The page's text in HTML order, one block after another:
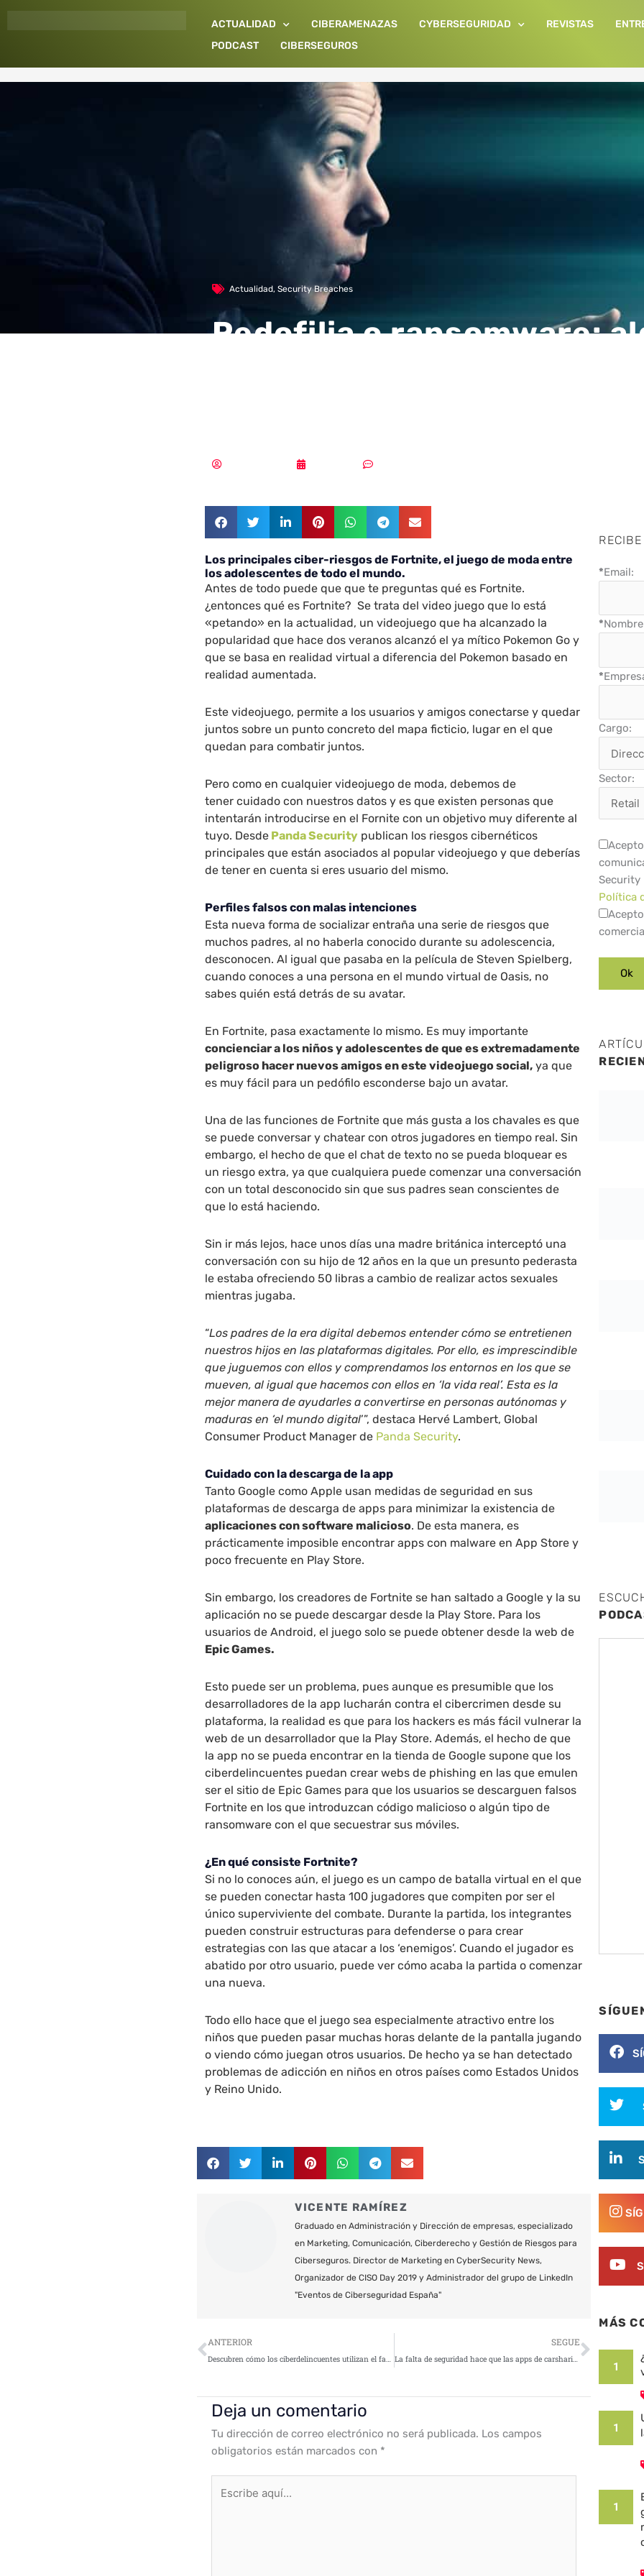
ACTUALIDAD CIBERAMENAZAS CYBERSEGURIDAD REVISTAS
PODCAST
CIBERSEGUROS
Actualidad, Security Breaches
Pedofilia o ransomware:
Los principales ciber-riesgos de Fortnite, el juego de moda entre
los adolescentes de todo el mundo.
Antes de todo puede que que te preguntas qué es Fortnite.
¿entonces qué es Fortnite? Se trata del video juego que lo está
«petando» en la actualidad, un videojuego que ha alcanzado la
popularidad que hace dos veranos alcanzó el ya mítico Pokemon Go y
que se basa en realidad virtual a diferencia del Pokemon basado en
realidad aumentada.
Este videojuego, permite a los usuarios y amigos conectarse y quedar
juntos sobre un punto concreto del mapa ficticio, lugar en el que
quedan para combatir juntos.
Pero como en cualquier videojuego de moda, debemos de
tener cuidado con nuestros datos y es que existen personas que
intentarán introducirse en el Fornite con un objetivo muy diferente al
tuyo. Desde Panda Security publican los riesgos cibernéticos
principales que están asociados al popular videojuego y que deberías
de tener en cuenta si eres usuario del mismo.
Perfiles falsos con malas intenciones
Esta nueva forma de socializar entraña una serie de riesgos que
muchos padres, al no haberla conocido durante su adolescencia,
desconocen. Al igual que pasaba en la película de Steven Spielberg,
cuando conoces a una persona en el mundo virtual de Oasis, no
sabes quién está detrás de su avatar.
En Fortnite, pasa exactamente lo mismo. Es muy importante
concienciar a los niños y adolescentes de que es extremadamente
peligroso hacer nuevos amigos en este videojuego social, ya que
es muy fácil para un pedófilo esconderse bajo un avatar.
Una de las funciones de Fortnite que más gusta a los chavales es que
se puede conversar y chatear con otros jugadores en tiempo real. Sin
embargo, el hecho de que el chat de texto no se pueda bloquear es
un riesgo extra, ya que cualquiera puede comenzar una conversación
con un total desconocido sin que sus padres sean conscientes de
que lo está haciendo.
Sin ir más lejos, hace unos días una madre británica interceptó una
conversación con su hijo de 12 años en la que un presunto pederasta
le estaba ofreciendo 50 libras a cambio de realizar actos sexuales
mientras jugaba.
“Los padres de la era digital debemos entender cómo se entretienen
nuestros hijos en las plataformas digitales. Por ello, es imprescindible
que juguemos con ellos y comprendamos los entornos en los que se
mueven, al igual que hacemos con ellos en ‘la vida real’. Esta es la
mejor manera de ayudarles a convertirse en personas autónomas y
maduras en ‘el mundo digital’”, destaca Hervé Lambert, Global
Consumer Product Manager de Panda Security.
Cuidado con la descarga de la app
Tanto Google como Apple usan medidas de seguridad en sus
plataformas de descarga de apps para minimizar la existencia de
aplicaciones con software malicioso. De esta manera, es
prácticamente imposible encontrar apps con malware en App Store y
poco frecuente en Play Store.
Sin embargo, los creadores de Fortnite se han saltado a Google y la su
aplicación no se puede descargar desde la Play Store. Para los
usuarios de Android, el juego solo se puede obtener desde la web de
Epic Games.
Esto puede ser un problema, pues aunque es presumible que los
desarrolladores de la app lucharán contra el cibercrimen desde su
plataforma, la realidad es que para los hackers es más fácil vulnerar la
web de un desarrollador que la Play Store. Además, el hecho de que
la app no se pueda encontrar en la tienda de Google supone que los
ciberdelincuentes puedan crear webs de phishing en las que emulen
ser el sitio de Epic Games para que los usuarios se descarguen falsos
Fortnite en los que introduzcan código malicioso o algún tipo de
ransomware con el que secuestrar sus móviles.
¿En qué consiste Fortnite?
Si no lo conoces aún, el juego es un campo de batalla virtual en el que
se pueden conectar hasta 100 jugadores que compiten por ser el
único superviviente del combate. Durante la partida, los integrantes
pueden construir estructuras para defenderse o para crear
estrategias con las que atacar a los ‘enemigos’. Cuando el jugador es
abatido por otro usuario, puede ver cómo acaba la partida o comenzar
una nueva.
Todo ello hace que el juego sea especialmente atractivo entre los
niños que pueden pasar muchas horas delante de la pantalla jugando
o viendo cómo juegan otros usuarios. De hecho ya se han detectado
problemas de adicción en niños en otros países como Estados Unidos
y Reino Unido.
VICENTE RAMÍREZ
Graduado en Administración y Dirección de empresas, especializado
en Marketing, Comunicación, Ciberderecho y Gestión de Riesgos para
Ciberseguros. Director de Marketing en CyberSecurity News,
Organizador de CISO Day 2019 y Administrador del grupo de LinkedIn
"Eventos de Ciberseguridad España"
Ant
ANTERIOR
Descubren cómo los ciberdelincuentes utilizan el fax para distribuir malware en las empresas
SEGUE
La falta de seguridad hace que las apps de carsharing sean vulnerables frente a los ciberataques
Deja un comentario
Tu dirección de correo electrónico no será publicada. Los campos
obligatorios están marcados con *
aquí...
*Email:
*
*
Cargo:
Sector:
Security
Política
MÁS
1
1
1